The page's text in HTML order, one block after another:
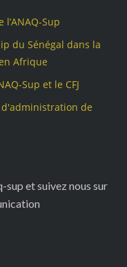
Sup
du Sénégal dans la
Afrique
Sup et le CFJ
de
sup et suivez nous sur